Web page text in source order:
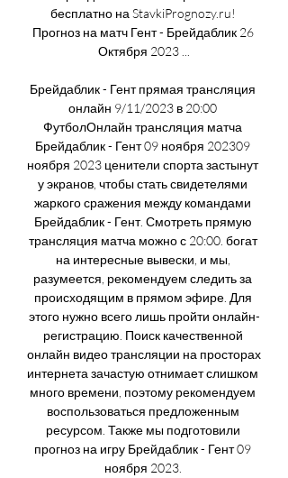
бесплатно на StavkiPrognozy.ru!
Прогноз на матч Гент - Брейдаблик 26
Октября 2023 ...
Брейдаблик - Гент прямая трансляция
онлайн 9/11/2023 в 20:00
ФутболОнлайн трансляция матча
Брейдаблик - Гент 09 ноября 202309
ноября 2023 ценители спорта застынут
у экранов, чтобы стать свидетелями
жаркого сражения между командами
Брейдаблик - Гент. Смотреть прямую
трансляция матча можно с 20:00. богат
на интересные вывески, и мы,
разумеется, рекомендуем следить за
происходящим в прямом эфире. Для
этого нужно всего лишь пройти онлайн-
регистрацию. Поиск качественной
онлайн видео трансляции на просторах
интернета зачастую отнимает слишком
много времени, поэтому рекомендуем
воспользоваться предложенным
ресурсом. Также мы подготовили
прогноз на игру Брейдаблик - Гент 09
ноября 2023.